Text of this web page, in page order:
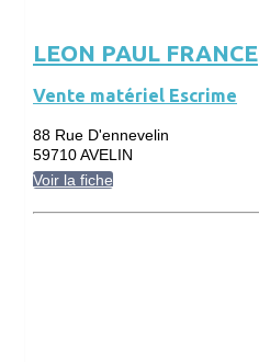
LEON PAUL FRANCE
Vente matériel Escrime
88 Rue D'ennevelin
59710 AVELIN
Voir la fiche